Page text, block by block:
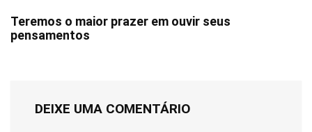
Teremos o maior prazer em ouvir seus
pensamentos
DEIXE UMA COMENTÁRIO